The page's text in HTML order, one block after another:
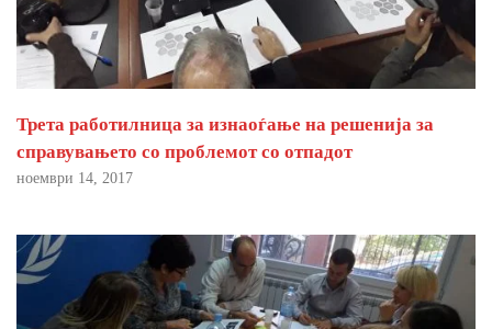
Трета работилница за изнаоѓање на решенија за
справувањето со проблемот со отпадот
ноември 14, 2017